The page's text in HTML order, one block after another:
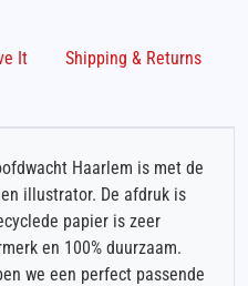
It Shipping & Returns
Haarlem is met de
illustrator. De afdruk is
papier is zeer
en 100% duurzaam.
we een perfect passende